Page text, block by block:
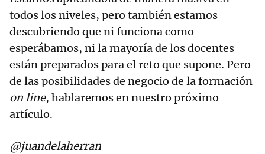
todos los niveles, pero también estamos
descubriendo que ni funciona como
esperábamos, ni la mayoría de los docentes
están preparados para el reto que supone. Pero
de las posibilidades de negocio de la formación
on line, hablaremos en nuestro próximo
artículo.
@juandelaherran